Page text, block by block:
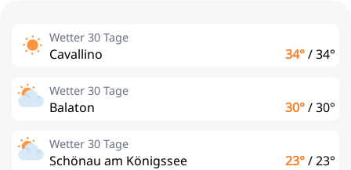
Wetter 30 Tage
Cavallino 34°/34°
Wetter 30 Tage
Balaton 30°/30°
Wetter 30 Tage
Schönau am Königssee 23°/23°